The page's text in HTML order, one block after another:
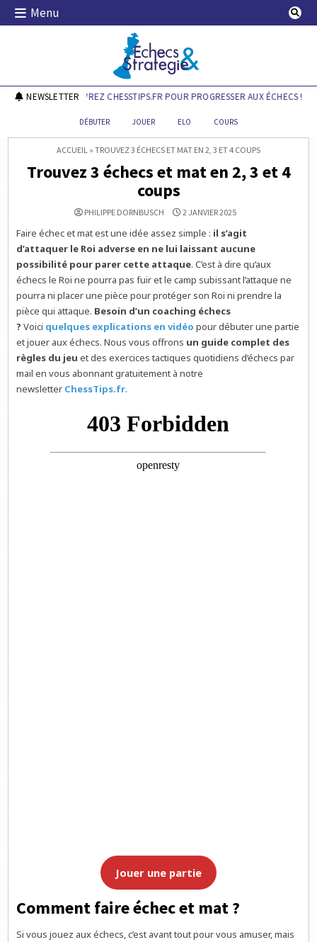
Skip
Menu
Echecs & Stratégie
NEWSLETTER
DÉCOUVREZ CHESSTIPS.FR POUR PROGRESSER AUX ÉCHECS !
DÉBUTER JOUER ELO COURS
ACCUEIL » TROUVEZ 3 ÉCHECS ET MAT EN 2, 3 ET 4 COUPS
Trouvez 3 échecs et mat en 2, 3 et 4
coups
PHILIPPE DORNBUSCH 2 JANVIER 2025
Faire échec et mat est une idée assez simple : il s’agit
d’attaquer le Roi adverse en ne lui laissant aucune
possibilité pour parer cette attaque. C’est à dire qu’aux
échecs le Roi ne pourra pas fuir et le camp subissant l’attaque ne
pourra ni placer une pièce pour protéger son Roi ni prendre la
pièce qui attaque. Besoin d’un coaching échecs
? Voici quelques explications en vidéo pour débuter une partie
et jouer aux échecs. Nous vous offrons un guide complet des
règles du jeu et des exercices tactiques quotidiens d’échecs par
mail en vous abonnant gratuitement à notre
newsletter ChessTips.fr.
Jouer une partie
Comment faire échec et mat ?
Si vous jouez aux échecs, c’est avant tout pour vous amuser, mais